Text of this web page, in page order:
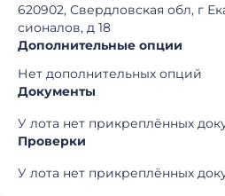
620902, Свердловская обл, г
сионалов, д 18
Дополнительные опции
Нет дополнительных опций
Документы
У лота нет прикреплённых
Проверки
У лота нет прикреплённых